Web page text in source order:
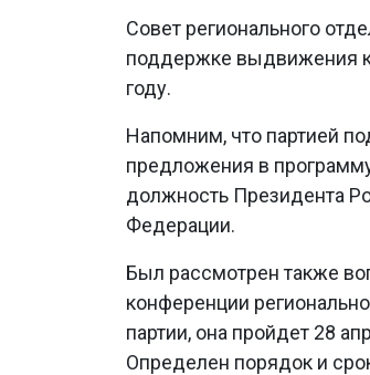
Совет регионального
поддержке выдвижения
году.
Напомним, что партией
предложения в
должность Президента
Федерации.
Был рассмотрен также
конференции
партии, она пройдет 28
Определен порядок и